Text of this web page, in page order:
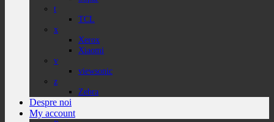
t
TCL
x
Xerox
Xiaomi
v
viewsonic
z
Zebra
Despre noi
My account